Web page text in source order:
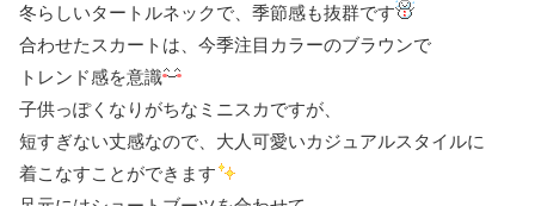
冬らしいタートルネックで、季節感も抜群です
合わせたスカートは、今季注目カラーのブラウンで
トレンド感を意識
子供っぽくなりがちなミニスカですが、
短すぎない丈感なので、大人可愛いカジュアルスタイルに
着こなすことができます